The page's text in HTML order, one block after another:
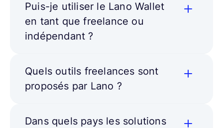
Puis-je utiliser le Lano Wallet
en tant que freelance ou
indépendant ?
Quels outils freelances sont
proposés par Lano ?
Dans quels pays les solutions